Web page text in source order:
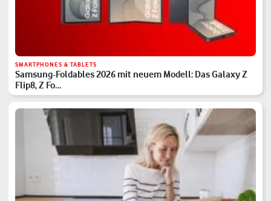
SMARTPHONES & TABLETS
Samsung-Foldables 2026 mit neuem Modell: Das Galaxy Z
Flip8, Z Fo…